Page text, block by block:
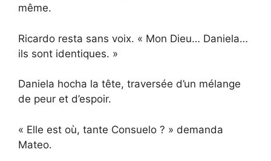
même.
Ricardo resta sans voix. « Mon Dieu… Daniela…
ils sont identiques. »
Daniela hocha la tête, traversée d’un mélange
de peur et d’espoir.
« Elle est où, tante Consuelo ? » demanda
Mateo.